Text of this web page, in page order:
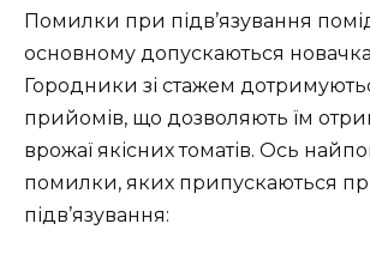
Помилки при підв’язування
основному допускаються
Городники зі стажем
прийомів, що дозволяють їм
врожаї якісних томатів. Ось
помилки, яких припускаються
підв’язування: